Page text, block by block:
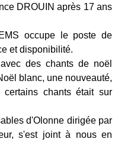
DROUIN après 17 ans
occupe le poste de
et disponibilité.
des chants de noël
blanc, une nouveauté,
certains chants était sur
d'Olonne dirigée par
s'est joint à nous en